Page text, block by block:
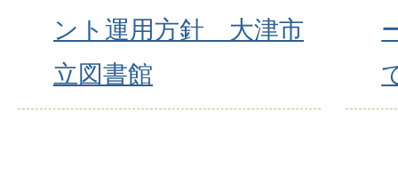
ント運用方針 大津市
立図書館